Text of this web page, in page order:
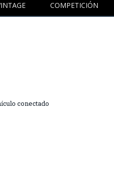
COMPETICIÓN
conectado